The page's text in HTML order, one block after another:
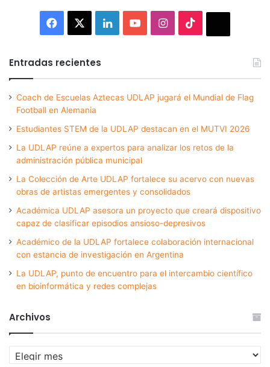
Facebook LinkedInYouTubeInstagram
Entradas recientes
Coach de Escuelas Aztecas UDLAP jugará el Mundial de Flag
Football en Alemania
Estudiantes STEM de la UDLAP destacan en el MUTVI 2026
La UDLAP reúne a expertos para analizar los retos de la
administración pública municipal
La Colección de Arte UDLAP fortalece su acervo con nuevas
obras de artistas emergentes y consolidados
Académica UDLAP asesora un proyecto que creará dispositivo
capaz de clasificar episodios ansioso-depresivos
Académico de la UDLAP fortalece colaboración internacional
con estancia de investigación en Argentina
La UDLAP, punto de encuentro para el intercambio científico
en bioinformática y redes complejas
Archivos
Archivos